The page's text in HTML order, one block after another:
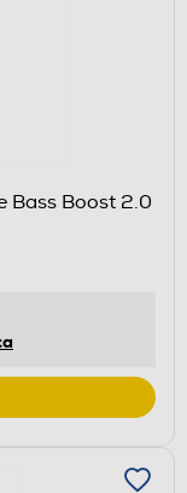
Bass Boost 2.0